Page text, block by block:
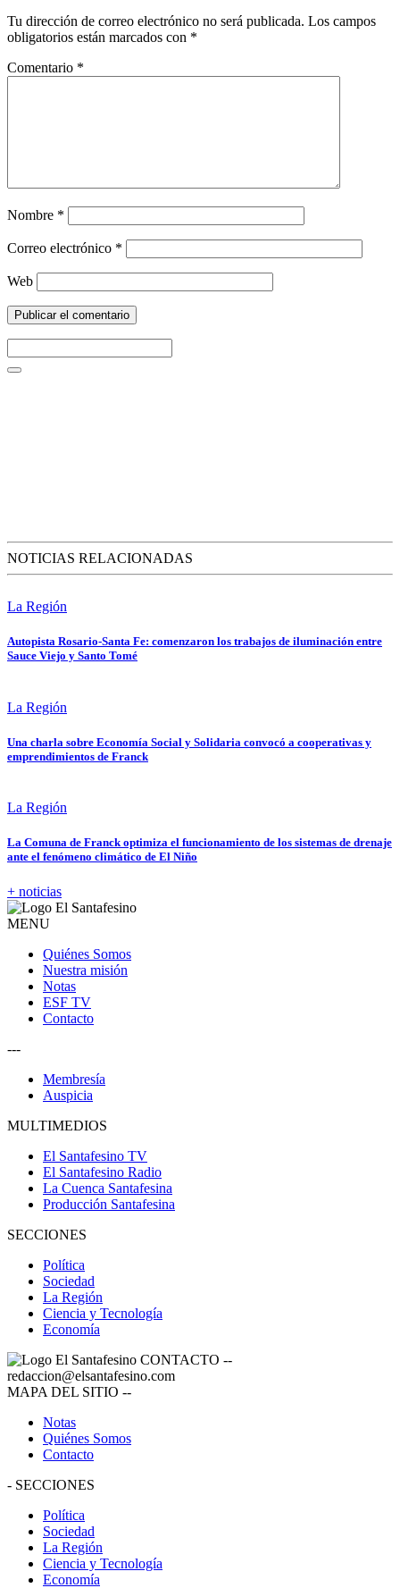
Tu dirección de correo electrónico no será publicada. Los campos
obligatorios están marcados con *
Comentario *
Nombre *
Correo electrónico *
Web
NOTICIAS RELACIONADAS
La Región
Autopista Rosario-Santa Fe: comenzaron los trabajos de iluminación entre
Sauce Viejo y Santo Tomé
La Región
Una charla sobre Economía Social y Solidaria convocó a cooperativas y
emprendimientos de Franck
La Región
La Comuna de Franck optimiza el funcionamiento de los sistemas de drenaje
ante el fenómeno climático de El Niño
+ noticias
MENU
Quiénes Somos
Nuestra misión
Notas
ESF TV
Contacto
---
Membresía
Auspicia
MULTIMEDIOS
El Santafesino TV
El Santafesino Radio
La Cuenca Santafesina
Producción Santafesina
SECCIONES
Política
Sociedad
La Región
Ciencia y Tecnología
Economía
CONTACTO --
redaccion@elsantafesino.com
MAPA DEL SITIO --
Notas
Quiénes Somos
Contacto
- SECCIONES
Política
Sociedad
La Región
Ciencia y Tecnología
Economía